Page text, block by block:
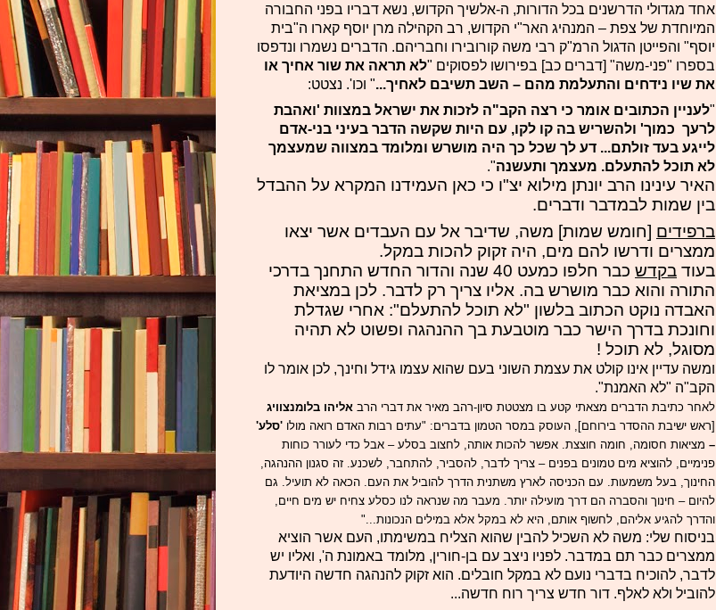
אחד מגדולי הדרשנים בכל הדורות, ה-אלשיך הקדוש, נשא דבריו בפני החבורה
המיוחדת של צפת – המנהיג האר"י הקדוש, רב הקהילה מרן יוסף קארו ה"בית
יוסף" והפייטן הדגול הרמ"ק רבי משה קורובירו וחבריהם. הדברים נשמרו ונדפסו
בספרו "פני-משה" [דברים כב] בפירושו לפסוקים "לא תראה את שור אחיך או
את שיו נידחים והתעלמת מהם – השב תשיבם לאחיך..." וכו'. נצטט:
"לעניין הכתובים אומר כי רצה הקב"ה לזכות את ישראל במצוות 'ואהבת
לרעך כמוך' ולהשריש בה קו לקו, עם היות שקשה הדבר בעיני בני-אדם
לייגע בעד זולתם... דע לך שכל כך היה מושרש ומלומד במצווה שמעצמך
לא תוכל להתעלם. מעצמך ותעשנה".
האיר עינינו הרב יונתן מילוא יצ"ו כי כאן העמידנו המקרא על ההבדל
בין שמות לבמדבר ודברים.
ברפידים [חומש שמות] משה, שדיבר אל עם העבדים אשר יצאו
ממצרים ודרשו להם מים, היה זקוק להכות במקל.
בעוד בקדש
כבר חלפו כמעט 40 שנה והדור החדש התחנך בדרכי
התורה והוא כבר מושרש בה. אליו צריך רק לדבר. לכן במציאת
האבדה נוקט הכתוב בלשון "לא תוכל להתעלם": אחרי שגדלת
וחונכת בדרך הישר כבר מוטבעת בך ההנהגה ופשוט לא תהיה
מסוגל, לא תוכל !
ומשה עדיין אינו קולט את עצמת השוני בעם שהוא עצמו גידל וחינך, לכן אומר לו
הקב"ה "לא האמנת".
לאחר כתיבת הדברים מצאתי קטע בו מצטטת סיון-רהב מאיר את דברי הרב אליהו בלומנצוויג
[ראש ישיבת ההסדר בירוחם], העוסק במסר הטמון בדברים: "עתים רבות האדם רואה מולו 'סלע'
– מציאות חסומה, חומה חוצצת. אפשר להכות אותה, לחצוב בסלע – אבל כדי לעורר כוחות
פנימיים, להוציא מים טמונים בפנים – צריך לדבר, להסביר, להתחבר, לשכנע. זה סגנון ההנהגה,
החינוך, בעל משמעות. עם הכניסה לארץ משתנית הדרך להוביל את העם. הכאה לא תועיל. גם
להיום – חינוך והסברה הם דרך מועילה יותר. מעבר מה שנראה לנו כסלע צחיח יש מים חיים,
והדרך להגיע אליהם, לחשוף אותם, היא לא במקל אלא במילים הנכונות..."
בניסוח שלי: משה לא השכיל להבין שהוא הצליח במשימתו, העם אשר הוציא
ממצרים כבר תם במדבר. לפניו ניצב עם בן-חורין, מלומד באמונת ה', ואליו יש
לדבר, להוכיח בדברי נועם לא במקל חובלים. הוא זקוק להנהגה חדשה היודעת
להוביל ולא לאלף. דור חדש צריך רוח חדשה...